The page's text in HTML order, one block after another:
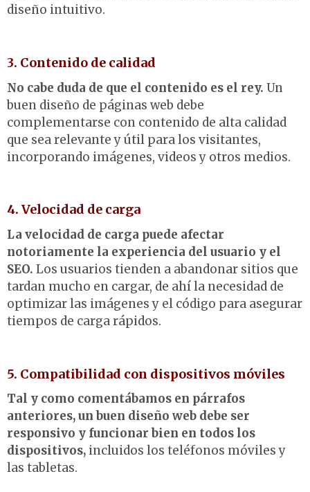
diseño intuitivo.
3. Contenido de calidad
No cabe duda de que el contenido es el rey. Un
buen diseño de páginas web debe
complementarse con contenido de alta calidad
que sea relevante y útil para los visitantes,
incorporando imágenes, videos y otros medios.
4. Velocidad de carga
La velocidad de carga puede afectar
notoriamente la experiencia del usuario y el
SEO. Los usuarios tienden a abandonar sitios que
tardan mucho en cargar, de ahí la necesidad de
optimizar las imágenes y el código para asegurar
tiempos de carga rápidos.
5. Compatibilidad con dispositivos móviles
Tal y como comentábamos en párrafos
anteriores, un buen diseño web debe ser
responsivo y funcionar bien en todos los
dispositivos, incluidos los teléfonos móviles y
las tabletas.